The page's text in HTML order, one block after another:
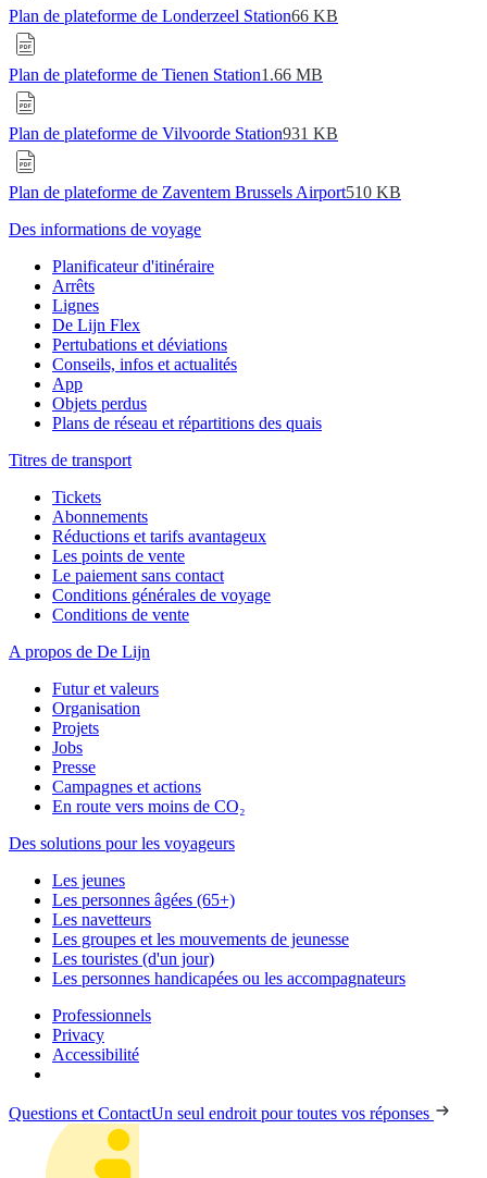
Plan de plateforme de Londerzeel Station66 KB
Plan de plateforme de Tienen Station1.66 MB
Plan de plateforme de Vilvoorde Station931 KB
Plan de plateforme de Zaventem Brussels Airport510 KB
Des informations de voyage
Planificateur d'itinéraire
Arrêts
Lignes
De Lijn Flex
Pertubations et déviations
Conseils, infos et actualités
App
Objets perdus
Plans de réseau et répartitions des quais
Titres de transport
Tickets
Abonnements
Réductions et tarifs avantageux
Les points de vente
Le paiement sans contact
Conditions générales de voyage
Conditions de vente
A propos de De Lijn
Futur et valeurs
Organisation
Projets
Jobs
Presse
Campagnes et actions
En route vers moins de CO₂
Des solutions pour les voyageurs
Les jeunes
Les personnes âgées (65+)
Les navetteurs
Les groupes et les mouvements de jeunesse
Les touristes (d'un jour)
Les personnes handicapées ou les accompagnateurs
Professionnels
Privacy
Accessibilité
Questions et ContactUn seul endroit pour toutes vos réponses